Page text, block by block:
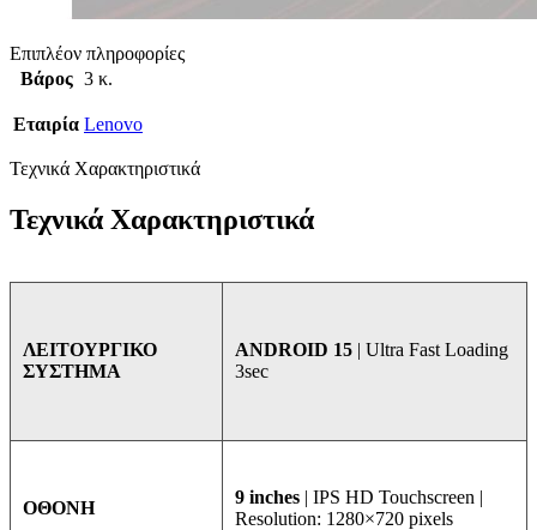
Επιπλέον πληροφορίες
Βάρος 3 κ.
Εταιρία Lenovo
Τεχνικά Χαρακτηριστικά
Τεχνικά Χαρακτηριστικά
ΛΕΙΤΟΥΡΓΙΚΟ
ΣΥΣΤΗΜΑ
ANDROID 15 | Ultra Fast Loading
3sec
ΟΘΟΝΗ
9 inches | IPS HD Touchscreen |
Resolution: 1280×720 pixels